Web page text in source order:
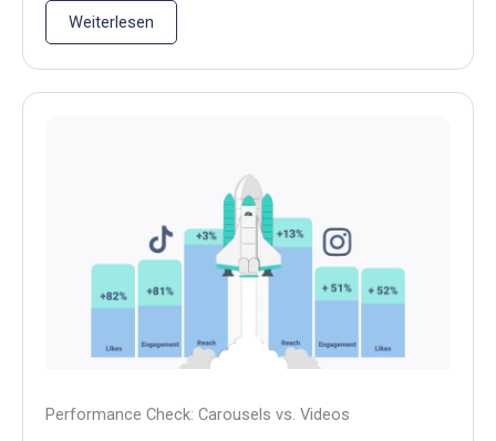
Weiterlesen
Performance Check: Carousels vs. Videos